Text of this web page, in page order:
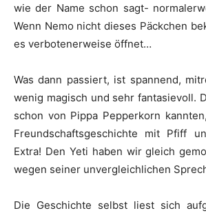
wie der Name schon sagt-
Wenn Nemo nicht dieses Päckchen
es verbotenerweise öffnet…
Was dann passiert, ist spannend,
wenig magisch und sehr fantasievoll.
schon von Pippa Pepperkorn
Freundschaftsgeschichte mit Pfiff
Extra! Den Yeti haben wir gleich
wegen seiner unvergleichlichen
Die Geschichte selbst liest sich